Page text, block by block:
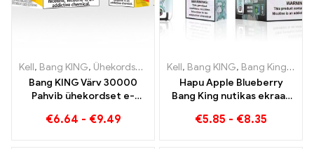
Kell, Bang KING, Ühekordsed e-sigaretid Leedu ,Ühekordsed e-
Bang KING Värv 30000
Pahvib ühekordset e-
lahedast arbuusijäätisest
€6.64 - €9.49
Kell, Bang KING, Bang Kingi nutikas ekraan 15000 Puff
Hapu Apple Blueberry
Bang King nutikas ekraan
veipimiskogemus täis
€5.85 - €8.35